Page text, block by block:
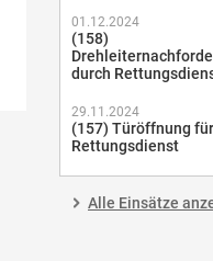
01.12.2024
(158)
durch
29.11.2024
(157) Türöffnung für
Rettungsdienst
Alle Einsätze